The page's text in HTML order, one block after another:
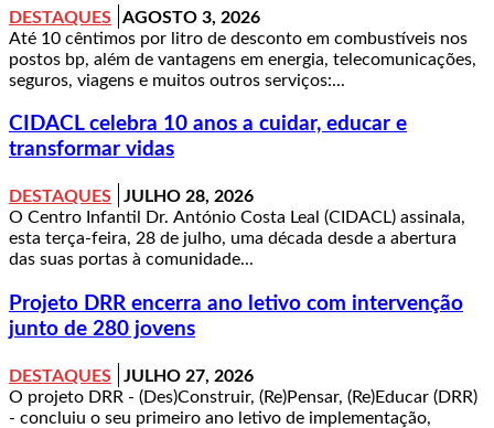
DESTAQUES
AGOSTO 3, 2026
Até 10 cêntimos por litro de desconto em combustíveis nos
postos bp, além de vantagens em energia, telecomunicações,
seguros, viagens e muitos outros serviços:...
CIDACL celebra 10 anos a cuidar, educar e
transformar vidas
DESTAQUES
JULHO 28, 2026
O Centro Infantil Dr. António Costa Leal (CIDACL) assinala,
esta terça-feira, 28 de julho, uma década desde a abertura
das suas portas à comunidade...
Projeto DRR encerra ano letivo com intervenção
junto de 280 jovens
DESTAQUES
JULHO 27, 2026
O projeto DRR - (Des)Construir, (Re)Pensar, (Re)Educar (DRR)
- concluiu o seu primeiro ano letivo de implementação,